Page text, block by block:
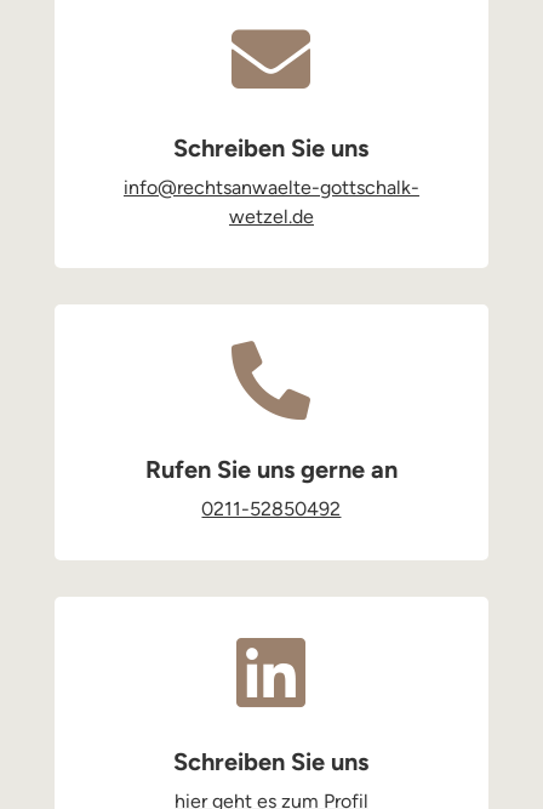

Schreiben Sie uns
info@rechtsanwaelte-gottschalk-
wetzel.de

Rufen Sie uns gerne an
0211-52850492

Schreiben Sie uns
hier geht es zum Profil